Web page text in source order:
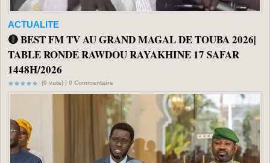
ACTUALITE
🔴 BEST FM TV AU GRAND MAGAL DE TOUBA 2026|
TABLE RONDE RAWDOU RAYAKHINE 17 SAFAR
1448H/2026
(0 vote) | 0 Commentaire